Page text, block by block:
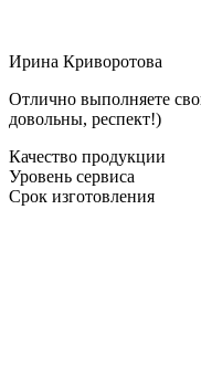
Ирина Криворотова
Отлично выполняете
довольны, респект!)
Качество продукции
Уровень сервиса
Срок изготовления